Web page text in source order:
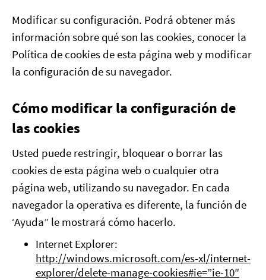
Modificar su configuración. Podrá obtener más
información sobre qué son las cookies, conocer la
Política de cookies de esta página web y modificar
la configuración de su navegador.
Cómo modificar la configuración de
las cookies
Usted puede restringir, bloquear o borrar las
cookies de esta página web o cualquier otra
página web, utilizando su navegador. En cada
navegador la operativa es diferente, la función de
‘Ayuda” le mostrará cómo hacerlo.
Internet Explorer:
http://windows.microsoft.com/es-xl/internet-
explorer/delete-manage-cookies#ie=”ie-10″